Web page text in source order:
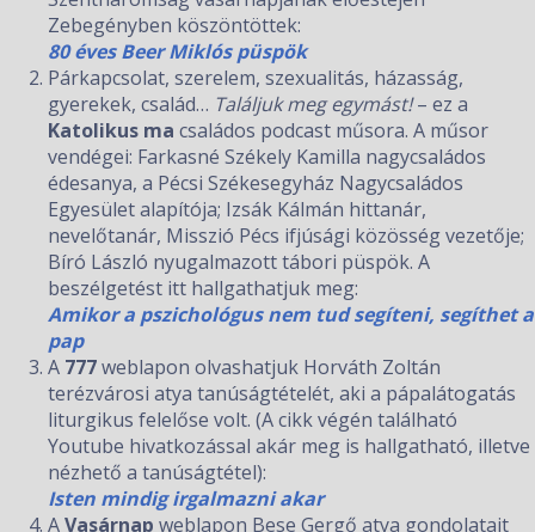
Zebegényben köszöntöttek:
80 éves Beer Miklós püspök
Párkapcsolat, szerelem, szexualitás, házasság,
gyerekek, család… Találjuk meg egymást!– ez a
Katolikus ma családos podcast műsora. A műsor
vendégei: Farkasné Székely Kamilla nagycsaládos
édesanya, a Pécsi Székesegyház Nagycsaládos
Egyesület alapítója; Izsák Kálmán hittanár,
nevelőtanár, Misszió Pécs ifjúsági közösség vezetője;
Bíró László nyugalmazott tábori püspök. A
beszélgetést itt hallgathatjuk meg:
Amikor a pszichológus nem tud segíteni, segíthet a
pap
A 777weblapon olvashatjuk Horváth Zoltán
terézvárosi atya tanúságtételét, aki a pápalátogatás
liturgikus felelőse volt. (A cikk végén található
Youtube hivatkozással akár meg is hallgatható, illetve
nézhető a tanúságtétel):
Isten mindig irgalmazni akar
AVasárnap weblapon Bese Gergő atya gondolatait